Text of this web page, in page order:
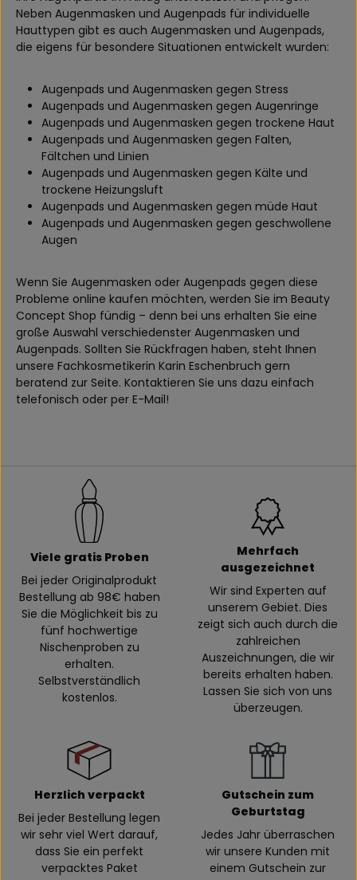
Neben Augenmasken und Augenpads für individuelle
Hauttypen gibt es auch Augenmasken und Augenpads,
die eigens für besondere Situationen entwickelt wurden:
Augenpads und Augenmasken gegen Stress
Augenpads und Augenmasken gegen Augenringe
Augenpads und Augenmasken gegen trockene Haut
Augenpads und Augenmasken gegen Falten,
Fältchen und Linien
Augenpads und Augenmasken gegen Kälte und
trockene Heizungsluft
Augenpads und Augenmasken gegen müde Haut
Augenpads und Augenmasken gegen geschwollene
Augen
Wenn Sie Augenmasken oder Augenpads gegen diese
Probleme online kaufen möchten, werden Sie im Beauty
Concept Shop fündig – denn bei uns erhalten Sie eine
große Auswahl verschiedenster Augenmasken und
Augenpads. Sollten Sie Rückfragen haben, steht Ihnen
unsere Fachkosmetikerin Karin Eschenbruch gern
beratend zur Seite. Kontaktieren Sie uns dazu einfach
telefonisch oder per E-Mail!
Viele gratis Proben
Bei jeder Originalprodukt
Bestellung ab 98€ haben
Sie die Möglichkeit bis zu
fünf hochwertige
Nischenproben zu
erhalten.
Selbstverständlich
kostenlos.
Mehrfach
ausgezeichnet
Wir sind Experten auf
unserem Gebiet. Dies
zeigt sich auch durch die
zahlreichen
Auszeichnungen, die wir
bereits erhalten haben.
Lassen Sie sich von uns
überzeugen.
Herzlich verpackt
Bei jeder Bestellung legen
wir sehr viel Wert darauf,
dass Sie ein perfekt
verpacktes Paket
Gutschein zum
Geburtstag
Jedes Jahr überraschen
wir unsere Kunden mit
einem Gutschein zur